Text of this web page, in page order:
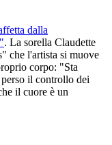
dalla
. La sorella Claudette
che l'artista si muove
corpo: "Sta
il controllo dei
il cuore è un